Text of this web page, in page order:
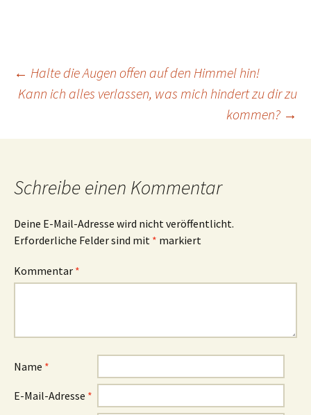
Beitragsnavigation
← Halte die Augen offen auf den Himmel hin!
Kann ich alles verlassen, was mich hindert zu dir zu
kommen? →
Schreibe einen Kommentar
Deine E-Mail-Adresse wird nicht veröffentlicht.
Erforderliche Felder sind mit * markiert
Kommentar *
Name *
E-Mail-Adresse *